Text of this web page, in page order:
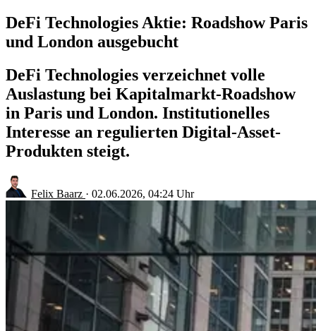
DeFi Technologies Aktie: Roadshow Paris
und London ausgebucht
DeFi Technologies verzeichnet volle
Auslastung bei Kapitalmarkt-Roadshow
in Paris und London. Institutionelles
Interesse an regulierten Digital-Asset-
Produkten steigt.
Felix Baarz · 02.06.2026, 04:24 Uhr